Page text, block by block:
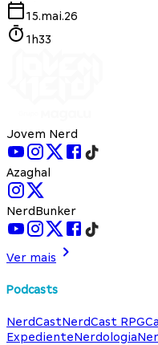
15.mai.26
1h33
Jovem Nerd
Azaghal
NerdBunker
Ver mais
Podcasts
NerdCastNerdCast RPG
ExpedienteNerdologia